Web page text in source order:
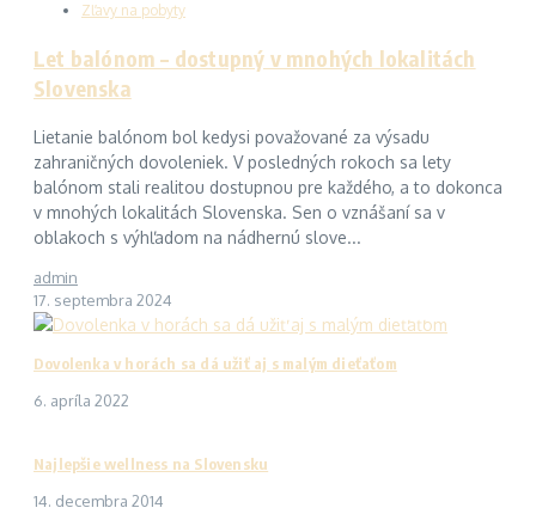
Zľavy na pobyty
Let balónom – dostupný v mnohých lokalitách
Slovenska
Lietanie balónom bol kedysi považované za výsadu
zahraničných dovoleniek. V posledných rokoch sa lety
balónom stali realitou dostupnou pre každého, a to dokonca
v mnohých lokalitách Slovenska. Sen o vznášaní sa v
oblakoch s výhľadom na nádhernú slove...
admin
17. septembra 2024
Dovolenka v horách sa dá užiť aj s malým dieťaťom
6. apríla 2022
Najlepšie wellness na Slovensku
14. decembra 2014